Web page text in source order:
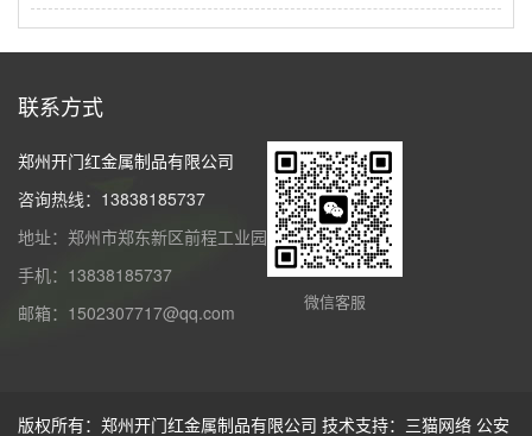
联系方式
郑州开门红金属制品有限公司
咨询热线：13838185737
地址：郑州市郑东新区前程工业园
手机：13838185737
邮箱：1502307717@qq.com
微信客服
版权所有：郑州开门红金属制品有限公司 技术支持： 三猫网络 公安